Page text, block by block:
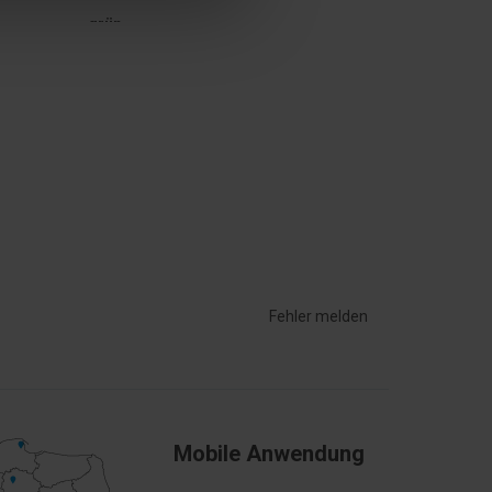
grün
Fehler melden
Mobile Anwendung